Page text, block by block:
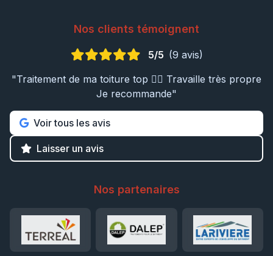
Nos clients témoignent
5/5 (9 avis)
"Traitement de ma toiture top 👍🏼 Travaille très propre
Je recommande"
Voir tous les avis
Laisser un avis
Nos partenaires